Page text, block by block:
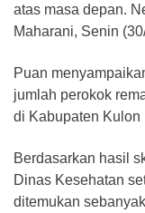
atas masa depan.
Maharani, Senin
Puan
jumlah perokok
di Kabupaten Kulon
Berdasarkan hasil
Dinas Kesehatan
ditemukan